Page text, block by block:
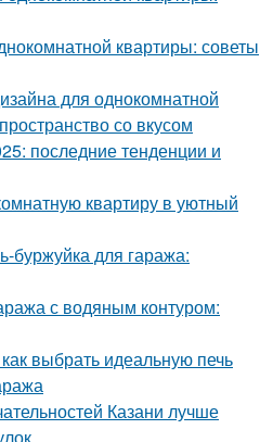
квартиры: советы
для однокомнатной
со вкусом
последние тенденции и
квартиру в уютный
буржуйка для гаража:
с водяным контуром:
выбрать идеальную печь
Казани лучше